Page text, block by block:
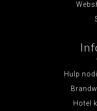
Hulp
Hotel